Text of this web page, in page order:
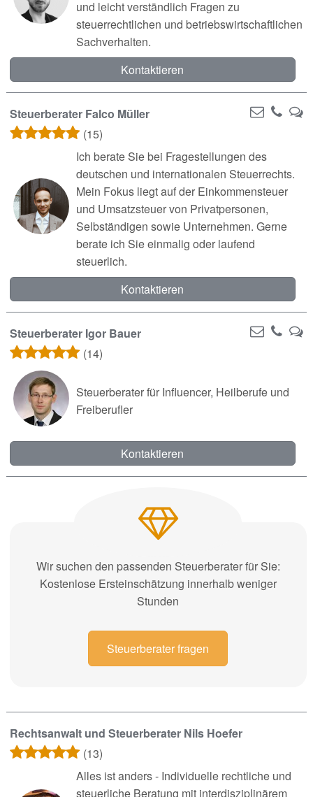
und leicht verständlich Fragen zu
steuerrechtlichen und betriebswirtschaftlichen
Sachverhalten.
Kontaktieren
Steuerberater Falco Müller
(15)
Ich berate Sie bei Fragestellungen des
deutschen und internationalen Steuerrechts.
Mein Fokus liegt auf der Einkommensteuer
und Umsatzsteuer von Privatpersonen,
Selbständigen sowie Unternehmen. Gerne
berate ich Sie einmalig oder laufend
steuerlich.
Kontaktieren
Steuerberater Igor Bauer
(14)
Steuerberater für Influencer, Heilberufe und
Freiberufler
Kontaktieren
Wir suchen den passenden Steuerberater für Sie:
Kostenlose Ersteinschätzung innerhalb weniger
Stunden
Steuerberater fragen
Rechtsanwalt und Steuerberater Nils Hoefer
(13)
Alles ist anders - Individuelle rechtliche und
steuerliche Beratung mit interdisziplinärem